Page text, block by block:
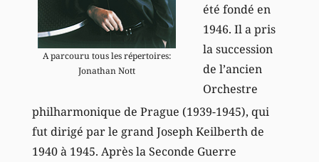
A parcouru tous les répertoires:
Jonathan Nott
été fondé en
1946. Il a pris
la succession
de l’ancien
Orchestre
philharmonique de Prague (1939-1945), qui
fut dirigé par le grand Joseph Keilberth de
1940 à 1945. Après la Seconde Guerre